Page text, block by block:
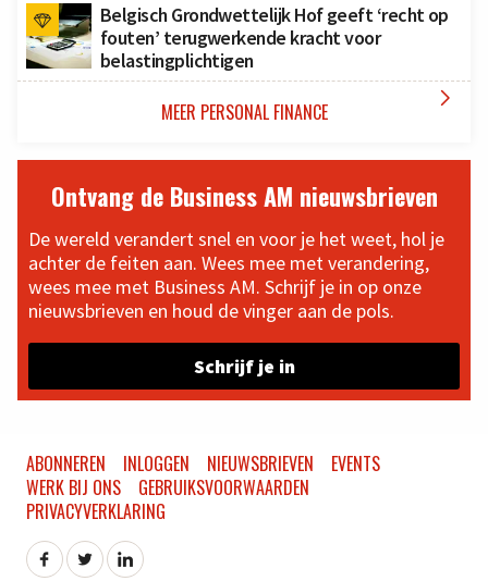
Belgisch Grondwettelijk Hof geeft ‘recht op
fouten’ terugwerkende kracht voor
belastingplichtigen
MEER PERSONAL FINANCE 
Ontvang de Business AM nieuwsbrieven
De wereld verandert snel en voor je het weet, hol je
achter de feiten aan. Wees mee met verandering,
wees mee met Business AM. Schrijf je in op onze
nieuwsbrieven en houd de vinger aan de pols.
Schrijf je in
ABONNEREN INLOGGEN NIEUWSBRIEVEN
EVENTS
WERK BIJ ONS
GEBRUIKSVOORWAARDEN
PRIVACYVERKLARING